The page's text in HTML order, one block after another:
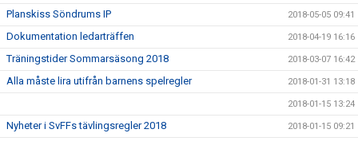
Planskiss Söndrums IP 2018-05-05 09:41
Dokumentation ledarträffen 2018-04-19 16:16
Träningstider Sommarsäsong 2018 2018-03-07 16:42
Alla måste lira utifrån barnens spelregler 2018-01-31 13:18
2018-01-15 13:24
Nyheter i SvFFs tävlingsregler 2018 2018-01-15 09:21